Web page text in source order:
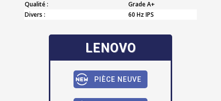
Qualité :
Grade A+
Divers :
60 Hz IPS
LENOVO
PIÈCE NEUVE